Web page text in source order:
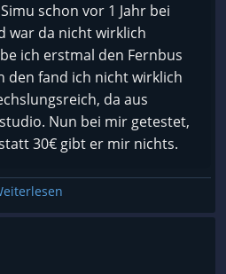
schon vor 1 Jahr bei
war da nicht wirklich
ich erstmal den Fernbus
den fand ich nicht wirklich
da aus
Nun bei mir getestet,
30€ gibt er mir nichts.
gering, zudem sind viele der
innerhalb der Modelle
für die